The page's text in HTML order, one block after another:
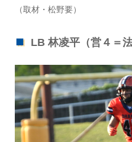
（取材・松野要）
LB 林凌平（営４＝法